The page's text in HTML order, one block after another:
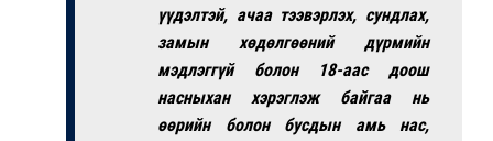
үүдэлтэй, ачаа тээвэрлэх, сундлах,
замын хөдөлгөөний дүрмийн
мэдлэггүй болон 18-аас доош
насныхан хэрэглэж байгаа нь
өөрийн болон бусдын амь нас,